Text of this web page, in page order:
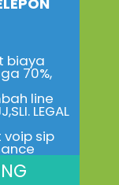
biaya
70%,
line
LEGAL
voip sip